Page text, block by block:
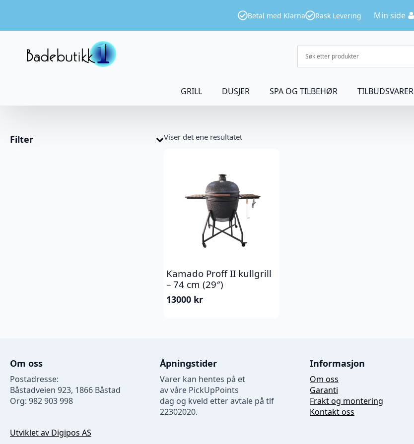
Betal med Klarna Rask Levering Min side
GRILL DUSJER SPA OG TILBEHØR TILBUDSVARER
Filter Viser det ene resultatet
Kamado Proff II kullgrill
– 74 cm (29″)
13000 kr
Om oss
Postadresse:
Båstadveien 923, 1866 Båstad
Org: 982 903 998
Åpningstider
Varer kan hentes på et
av våre PickUpPoints
dag og kveld etter avtale på tlf
22302020.
Informasjon
Om oss
Garanti
Frakt og montering
Kontakt oss
Utviklet av Digipos AS